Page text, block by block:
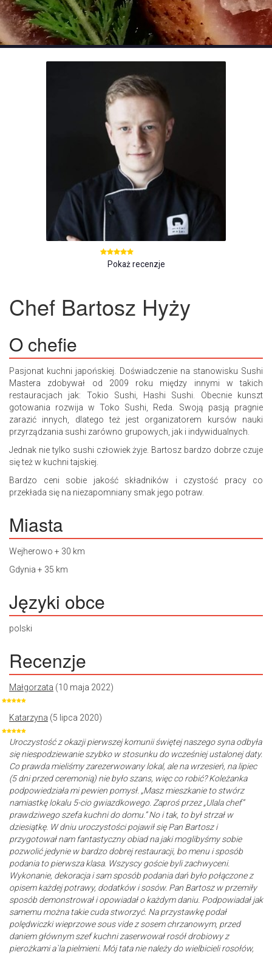
Pokaż recenzje
Chef Bartosz Hyży
O chefie
Pasjonat kuchni japońskiej. Doświadczenie na stanowisku Sushi
Mastera zdobywał od 2009 roku między innymi w takich
restauracjach jak: Tokio Sushi, Hashi Sushi. Obecnie kunszt
gotowania rozwija w Toko Sushi, Reda. Swoją pasją pragnie
zarazić innych, dlatego też jest organizatorem kursów nauki
przyrządzania sushi zarówno grupowych, jak i indywidualnych.
Jednak nie tylko sushi człowiek żyje. Bartosz bardzo dobrze czuje
się też w kuchni tajskiej.
Bardzo ceni sobie jakość składników i czystość pracy co
przekłada się na niezapomniany smak jego potraw.
Miasta
Wejherowo + 30 km
Gdynia + 35 km
Języki obce
polski
Recenzje
Małgorzata (10 maja 2022)
Katarzyna (5 lipca 2020)
Uroczystość z okazji pierwszej komunii świętej naszego syna odbyła
się niespodziewanie szybko w stosunku do wcześniej ustalonej daty.
Co prawda mieliśmy zarezerwowany lokal, ale na wrzesień, na lipiec
(5 dni przed ceremonią) nie było szans, więc co robić? Koleżanka
podpowiedziała mi pewien pomysł. „Masz mieszkanie to stwórz
namiastkę lokalu 5-cio gwiazdkowego. Zaproś przez „Ulala chef”
prawdziwego szefa kuchni do domu.” No i tak, to był strzał w
dziesiątkę. W dniu uroczystości pojawił się Pan Bartosz i
przygotował nam fantastyczny obiad na jaki moglibyśmy sobie
pozwolić jedynie w bardzo dobrej restauracji, bo menu i sposób
podania to pierwsza klasa. Wszyscy goście byli zachwyceni.
Wykonanie, dekoracja i sam sposób podania dań było połączone z
opisem każdej potrawy, dodatków i sosów. Pan Bartosz w przemiły
sposób demonstrował i opowiadał o każdym daniu. Podpowiadał jak
samemu można takie cuda stworzyć. Na przystawkę podał
polędwiczki wieprzowe sous vide z sosem chrzanowym, przed
daniem głównym szef kuchni zaserwował rosół drobiowy z
pierożkami a`la pielmieni. Mój tata nie należy do wielbicieli rosołów,